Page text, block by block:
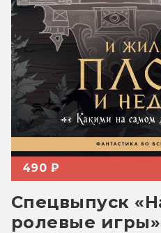
490 ₽
Спецвыпуск
ролевые игры»